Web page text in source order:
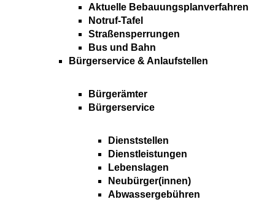
Aktuelle Bebauungsplanverfahren
Notruf-Tafel
Straßensperrungen
Bus und Bahn
Bürgerservice & Anlaufstellen
Bürgerämter
Bürgerservice
Dienststellen
Dienstleistungen
Lebenslagen
Neubürger(innen)
Abwassergebühren